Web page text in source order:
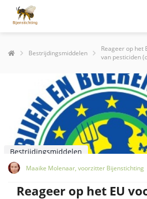
Bestrijdingsmiddelen
Reageer op het
van pesticiden
Bestrijdingsmiddelen
Maaike Molenaar, voorzitter Bijenstichting
Reageer op het EU